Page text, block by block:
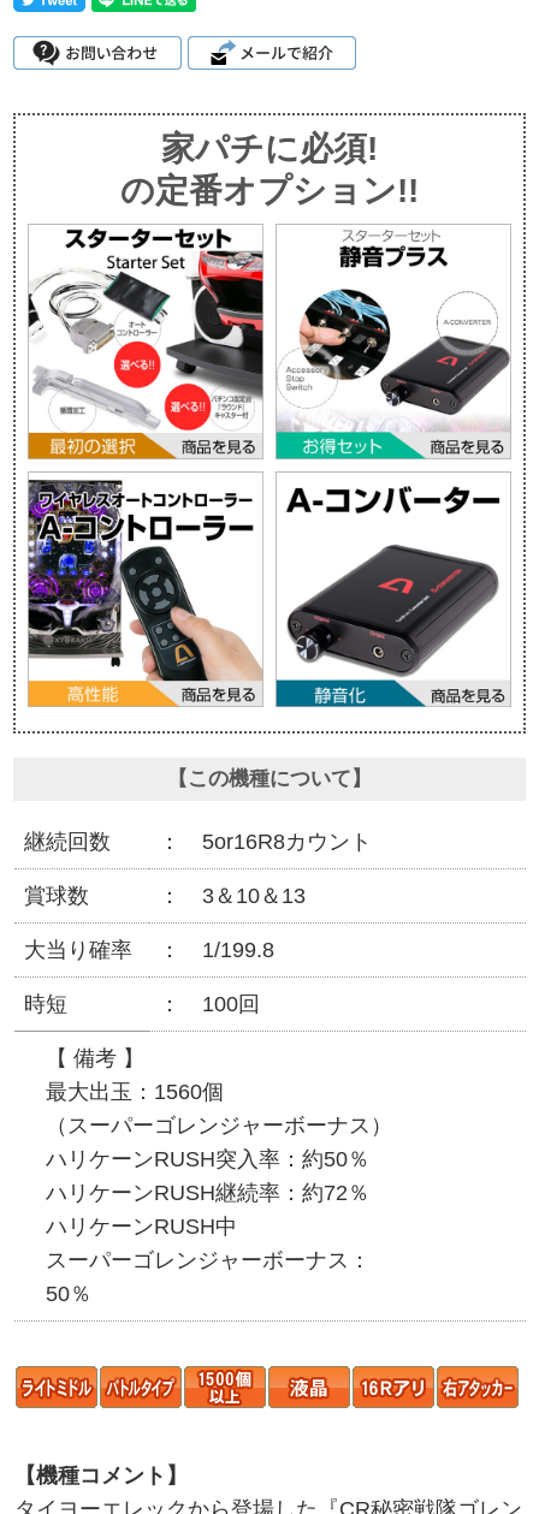
家パチに必須!
の定番オプション!!
【この機種について】
継続回数 5or16R8カウント
賞球数 3＆10＆13
大当り確率 1/199.8
時短 100回
【 備考 】
最大出玉：1560個
（スーパーゴレンジャーボーナス）
ハリケーンRUSH突入率：約50％
ハリケーンRUSH継続率：約72％
ハリケーンRUSH中
スーパーゴレンジャーボーナス：
50％
【機種コメント】
タイヨーエレックから登場した『CR秘密戦隊ゴレン